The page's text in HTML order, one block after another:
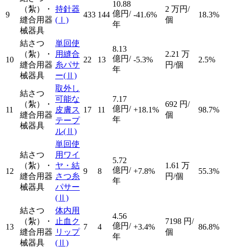
9
（紮）・
縫合用器
械器具
持針器
(Ⅰ)
433 144
10.88
億円/
年
-41.6%
2 万円/
個
18.3%
10
結さつ
（紮）・
縫合用器
械器具
単回使
用縫合
糸パサ
ー(Ⅱ)
22 13
8.13
億円/
年
-5.3%
2.21 万
円/個
2.5%
11
結さつ
（紮）・
縫合用器
械器具
取外し
可能な
皮膚ス
テープ
ル(Ⅱ)
17 11
7.17
億円/
年
+18.1%
692 円/
個
98.7%
12
結さつ
（紮）・
縫合用器
械器具
単回使
用ワイ
ヤ・結
さつ糸
パサー
(Ⅱ)
9 8
5.72
億円/
年
+7.8%
1.61 万
円/個
55.3%
13
結さつ
（紮）・
縫合用器
械器具
体内用
止血ク
リップ
(Ⅱ)
7 4
4.56
億円/
年
+3.4%
7198 円/
個
86.8%